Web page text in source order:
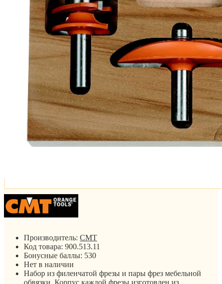
Производитель: CMT
Код товара: 900.513.11
Бонусные баллы: 530
Нет в наличии
Набор из филенчатой фрезы и пары фрез мебельной
обвязки. Корпус каждой фрезы изготовлен из